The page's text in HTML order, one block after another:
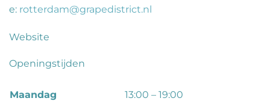
e: rotterdam@grapedistrict.nl
Website
Openingstijden
maandag 13:00 – 19:00